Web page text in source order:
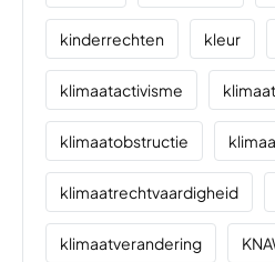
kinderrechten kleur
klimaatactivisme
klimaatobstructie
klimaatrechtvaardigheid
klimaatverandering